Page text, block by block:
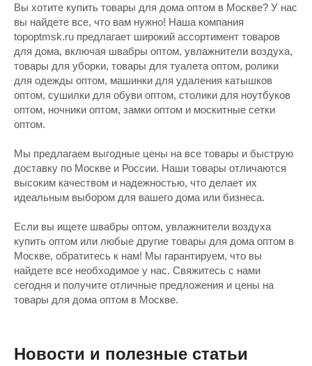
Вы хотите купить товары для дома оптом в Москве? У нас
вы найдете все, что вам нужно! Наша компания
topoptmsk.ru предлагает широкий ассортимент товаров
для дома, включая швабры оптом, увлажнители воздуха,
товары для уборки, товары для туалета оптом, ролики
для одежды оптом, машинки для удаления катышков
оптом, сушилки для обуви оптом, столики для ноутбуков
оптом, ночники оптом, замки оптом и москитные сетки
оптом.
Мы предлагаем выгодные цены на все товары и быструю
доставку по Москве и России. Наши товары отличаются
высоким качеством и надежностью, что делает их
идеальным выбором для вашего дома или бизнеса.
Если вы ищете швабры оптом, увлажнители воздуха
купить оптом или любые другие товары для дома оптом в
Москве, обратитесь к нам! Мы гарантируем, что вы
найдете все необходимое у нас. Свяжитесь с нами
сегодня и получите отличные предложения и цены на
товары для дома оптом в Москве.
Новости и полезные статьи